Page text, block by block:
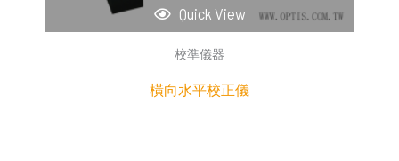
Quick View
校準儀器
橫向水平校正儀